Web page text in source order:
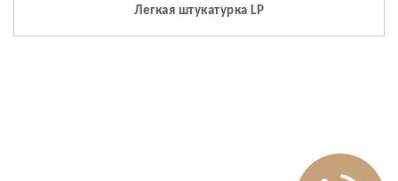
Легкая штукатурка LP